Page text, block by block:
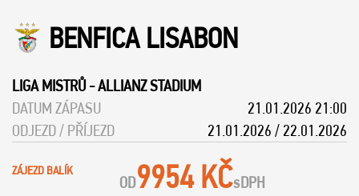
BENFICA LISABON
LIGA MISTRŮ -ALLIANZ STADIUM
DATUM ZÁPASU
21.01.2026 21:00
ODJEZD / PŘÍJEZD
21.01.2026 / 22.01.2026
ZÁJEZD BALÍK
OD9954 KČsDPH